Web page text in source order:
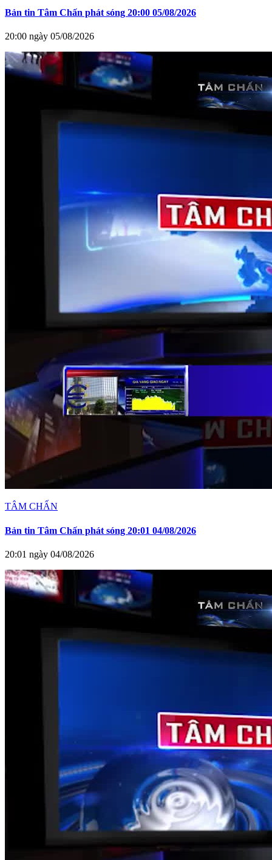
Bản tin Tâm Chấn phát sóng 20:00 05/08/2026
20:00 ngày 05/08/2026
TÂM CHẤN
Bản tin Tâm Chấn phát sóng 20:01 04/08/2026
20:01 ngày 04/08/2026